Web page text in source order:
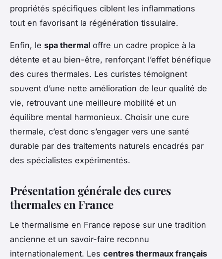
propriétés spécifiques ciblent les inflammations
tout en favorisant la régénération tissulaire.
Enfin, le spa thermal offre un cadre propice à la
détente et au bien-être, renforçant l’effet bénéfique
des cures thermales. Les curistes témoignent
souvent d’une nette amélioration de leur qualité de
vie, retrouvant une meilleure mobilité et un
équilibre mental harmonieux. Choisir une cure
thermale, c’est donc s’engager vers une santé
durable par des traitements naturels encadrés par
des spécialistes expérimentés.
Présentation générale des cures
thermales en France
Le thermalisme en France repose sur une tradition
ancienne et un savoir-faire reconnu
internationalement. Les centres thermaux français